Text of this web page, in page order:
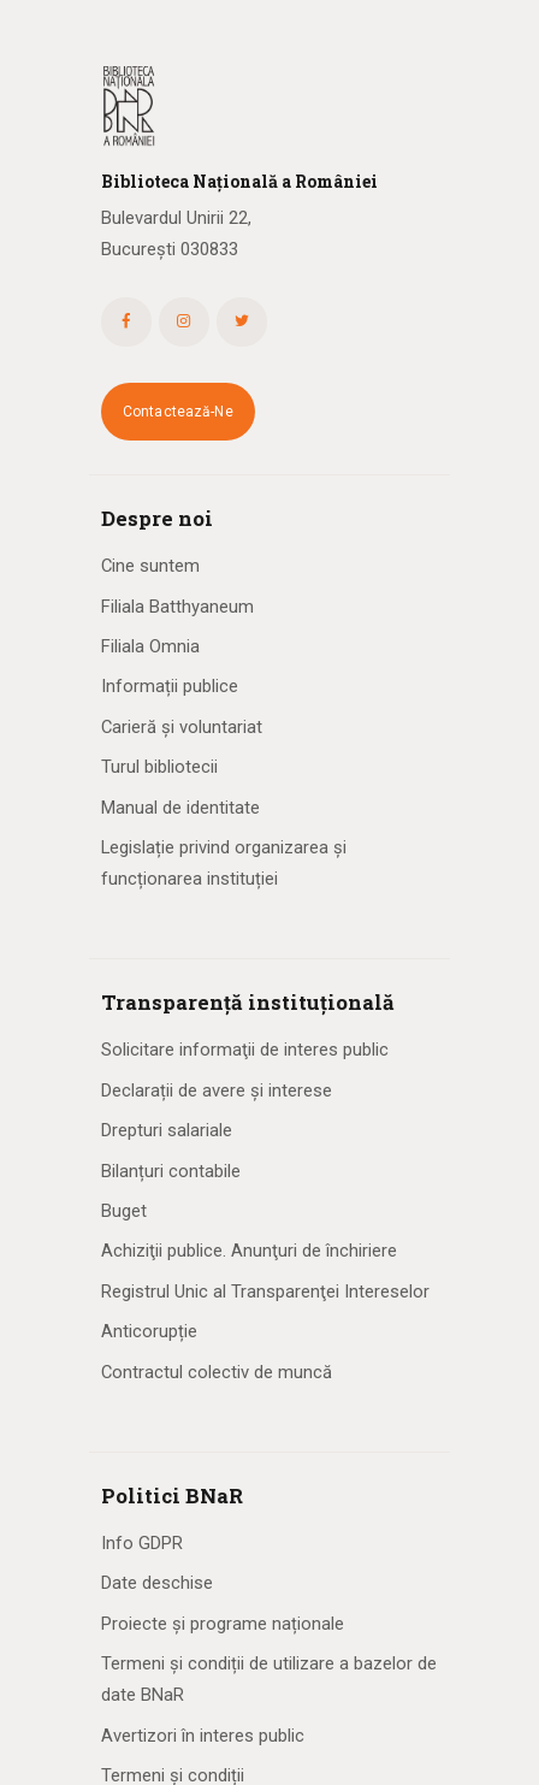
Biblioteca Națională a României
Bulevardul Unirii 22,
București 030833
Contactează-Ne
Despre noi
Cine suntem
Filiala Batthyaneum
Filiala Omnia
Informații publice
Carieră și voluntariat
Turul bibliotecii
Manual de identitate
Legislație privind organizarea și
funcționarea instituției
Transparență instituțională
Solicitare informaţii de interes public
Declarații de avere și interese
Drepturi salariale
Bilanțuri contabile
Buget
Achiziţii publice. Anunţuri de închiriere
Registrul Unic al Transparenţei Intereselor
Anticorupție
Contractul colectiv de muncă
Politici BNaR
Info GDPR
Date deschise
Proiecte și programe naționale
Termeni și condiții de utilizare a bazelor de
date BNaR
Avertizori în interes public
Termeni și condiții